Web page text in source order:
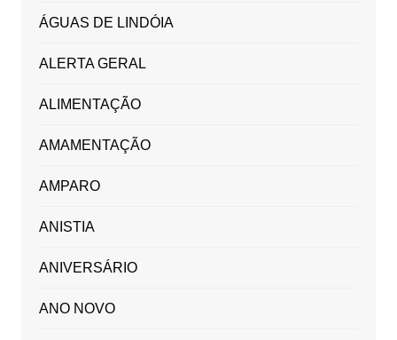
ÁGUAS DE LINDÓIA
ALERTA GERAL
ALIMENTAÇÃO
AMAMENTAÇÃO
AMPARO
ANISTIA
ANIVERSÁRIO
ANO NOVO